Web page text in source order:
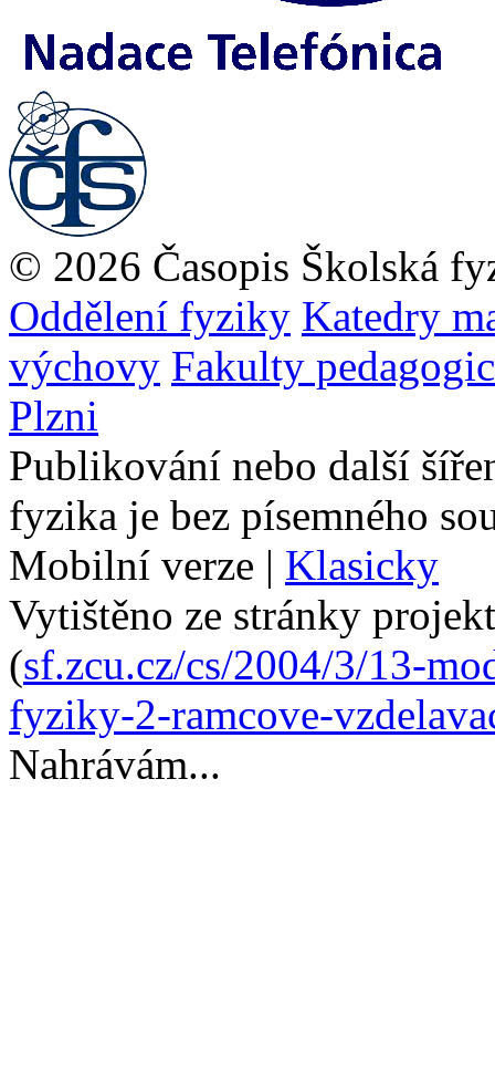
© 2026 Časopis Školská
Oddělení fyziky Katedry
výchovy Fakulty
Plzni
Publikování nebo další
fyzika je bez písemného
Mobilní verze | Klasicky
Vytištěno ze stránky
(sf.zcu.cz/cs/2004/3/13-
fyziky-2-ramcove-
Nahrávám...